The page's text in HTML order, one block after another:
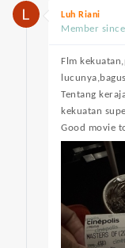
Luh Riani
Member
Flm
Tentang
kekuatan
Good movie